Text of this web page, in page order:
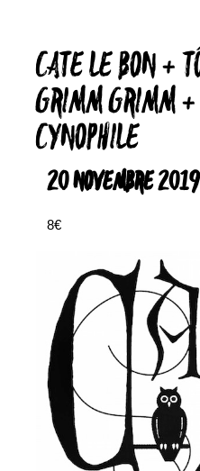
CATE LE BON +
GRIMM GRIMM
CYNOPHILE
20 NOVEMBRE
8€